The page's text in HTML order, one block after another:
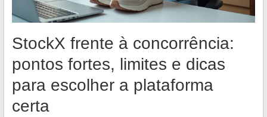
StockX frente à concorrência:
pontos fortes, limites e dicas
para escolher a plataforma
certa